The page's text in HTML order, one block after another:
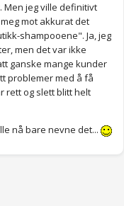
Men jeg ville definitivt
mot akkurat det
shampooene". Ja, jeg
men det var ikke
ganske mange kunder
problemer med å få
rett og slett blitt helt
nå bare nevne det...